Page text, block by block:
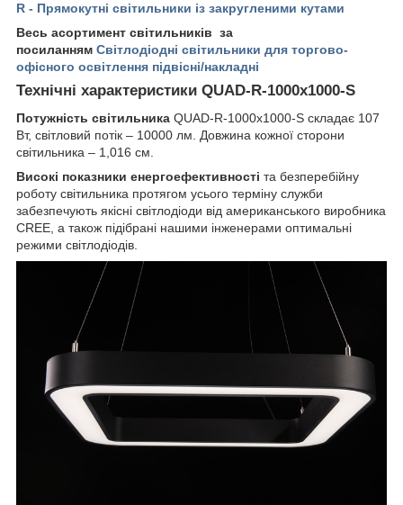
R - Прямокутні світильники із закругленими кутами
Весь асортимент світильників за
посиланням Світлодіодні світильники для торгово-
офісного освітлення підвісні/накладні
Технічні характеристики QUAD-R-1000x1000-S
Потужність світильника QUAD-R-1000x1000-S складає 107
Вт, світловий потік – 10000 лм. Довжина кожної сторони
світильника – 1,016 см.
Високі показники енергоефективності та безперебійну
роботу світильника протягом усього терміну служби
забезпечують якісні світлодіоди від американського виробника
CREE, а також підібрані нашими інженерами оптимальні
режими світлодіодів.